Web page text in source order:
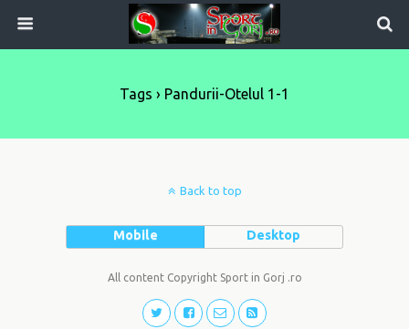
Tags › Pandurii-Otelul 1-1
Back to top
Mobile Desktop
All content Copyright Sport in Gorj .ro